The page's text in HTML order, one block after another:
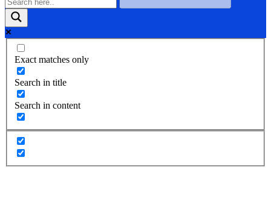
Exact matches only
Search in title
Search in content